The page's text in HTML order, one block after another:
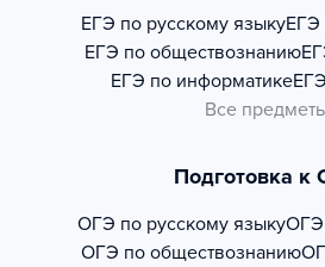
ЕГЭ по русскому языкуЕГЭ
ЕГЭ по обществознанию
ЕГЭ по информатике
Все
Подготовка к
ОГЭ по русскому языкуОГЭ
ОГЭ по обществознанию